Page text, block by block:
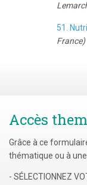
51.
France)
Accès
Grâce à ce
thématique ou à
- SÉLECTIONNEZ